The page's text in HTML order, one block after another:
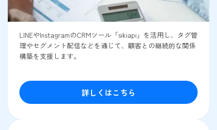
LINEやInstagramのCRMツール「sikiapi」を活用し、タグ管
理やセグメント配信などを通じて、顧客との継続的な関係
構築を支援します。
詳しくはこちら